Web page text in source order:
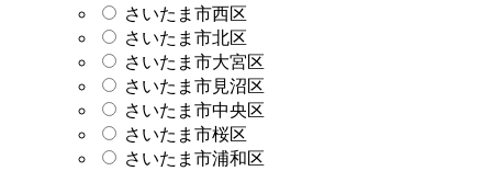
さいたま市西区
さいたま市北区
さいたま市大宮区
さいたま市見沼区
さいたま市中央区
さいたま市桜区
さいたま市浦和区